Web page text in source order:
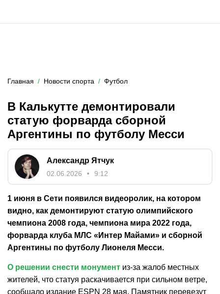
Главная Новости спорта Футбол
В Калькутте демонтировали
статую форварда сборной
Аргентины по футболу Месси
Александр Ятчук
02.06.2026 9:12
1 июня в Сети появился видеоролик, на котором
видно, как демонтируют статую олимпийского
чемпиона 2008 года, чемпиона мира 2022 года,
форварда клуба МЛС «Интер Майами» и сборной
Аргентины по футболу Лионеля Месси.
О решении снести монумент из-за жалоб местных
жителей, что статуя раскачивается при сильном ветре,
сообщало издание ESPN 28 мая. Памятник перевезут